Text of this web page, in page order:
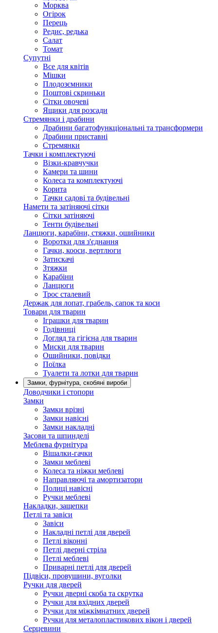
Морква
Огірок
Перець
Редис, редька
Салат
Томат
Супутні
Все для квітів
Мішки
Плодозємники
Поштові скриньки
Сітки овочеві
Ящики для розсади
Стремянки і драбини
Драбини багатофункціональні та трансформери
Драбини приставні
Стремянки
Тачки і комплектуючі
Візки-кравчучки
Камери та шини
Колеса та комплектуючі
Корита
Тачки садові та будівельні
Намети та затіняючі сітки
Сітки затіняючі
Тенти будівельні
Ланцюги, карабіни, стяжки, ошийники
Воротки для з'єднання
Гачки, кооси, вертлюги
Затискачі
Зтяжки
Карабіни
Ланцюги
Трос сталевий
Держак для лопат, грабель, сапок та коси
Товари для тварин
Іграшки для тварин
Годівниці
Догляд та гігієна для тварин
Миски для тварин
Ошийники, повідки
Поїлка
Туалети та лотки для тварин
Замки, фурнітура, скобяні вироби
Доводчики і стопори
Замки
Замки врізні
Замки навісні
Замки накладні
Засови та шпинделі
Меблева фурнітура
Вішалки-гачки
Замки меблеві
Колеса та ніжки меблеві
Направляючі та амортизатори
Полиці навісні
Ручки меблеві
Накладки, защепки
Петлі та завіси
Завіси
Накладні петлі для дверей
Петлі віконні
Петлі дверні стріла
Петлі меблеві
Приварні петлі для дверей
Підвіси, провушини, вуголки
Ручки для дверей
Ручки дверні скоба та скрутка
Ручки для вхідних дверей
Ручки для міжкімнатних дверей
Ручки для металопластикових вікон і дверей
Серцевини